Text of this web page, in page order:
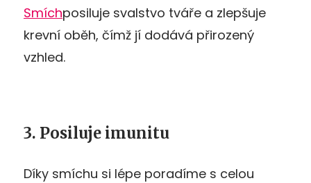
Smíchposiluje svalstvo tváře a zlepšuje
krevní oběh, čímž jí dodává přirozený
vzhled.
3. Posiluje imunitu
Díky smíchu si lépe poradíme s celou